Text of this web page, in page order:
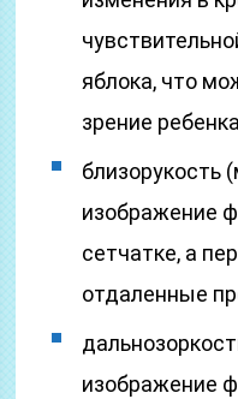
яблока, что
зрение
близорукость
изображение
сетчатке, а
отдаленные
изображение